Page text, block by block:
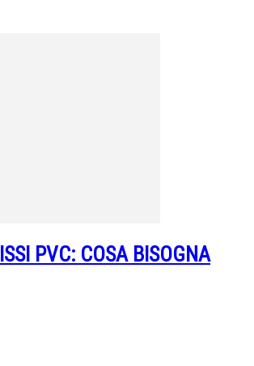
PVC: COSA BISOGNA